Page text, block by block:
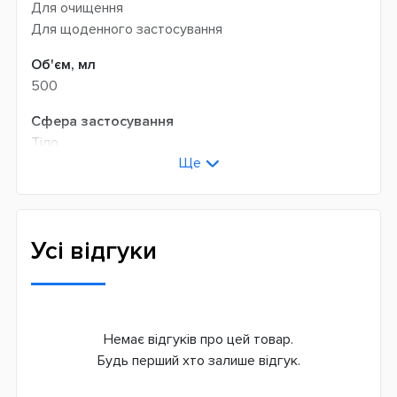
Для очищення
Для щоденного застосування
Об'єм, мл
500
Сфера застосування
Тіло
Італія
Ще
Усі відгуки
Немає відгуків про цей товар.
Будь перший хто залише відгук.